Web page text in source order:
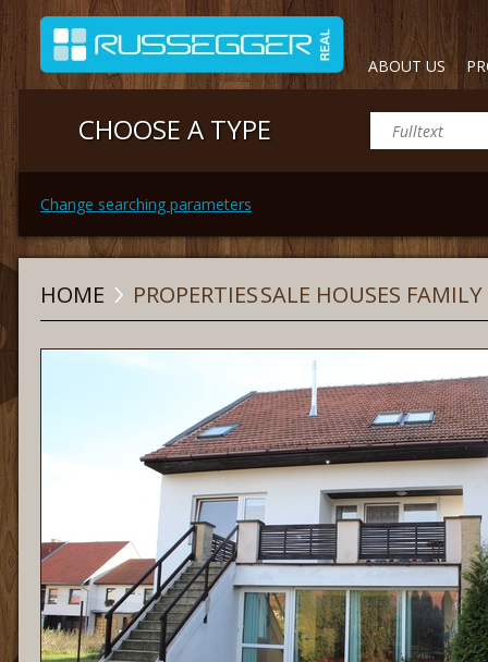
ABOUT US
CHOOSE A TYPE
Change searching parameters
HOME PROPERTIESSALE HOUSES